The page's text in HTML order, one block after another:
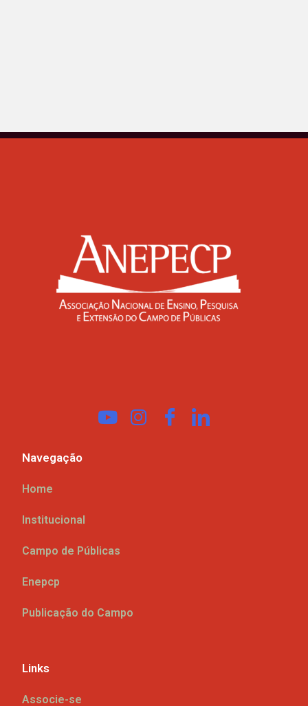
Navegação
Home
Institucional
Campo de Públicas
Enepcp
Publicação do Campo
Links
Associe-se